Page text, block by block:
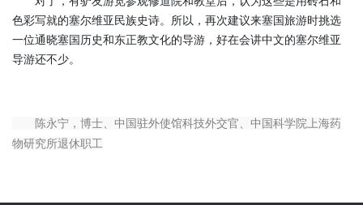
色彩写就的塞尔维亚民族史诗。所以，再次建议来塞国旅游时挑选
一位通晓塞国历史和东正教文化的导游，好在会讲中文的塞尔维亚
导游还不少。
陈永宁，博士、中国驻外使馆科技外交官、中国科学院上海药
物研究所退休职工